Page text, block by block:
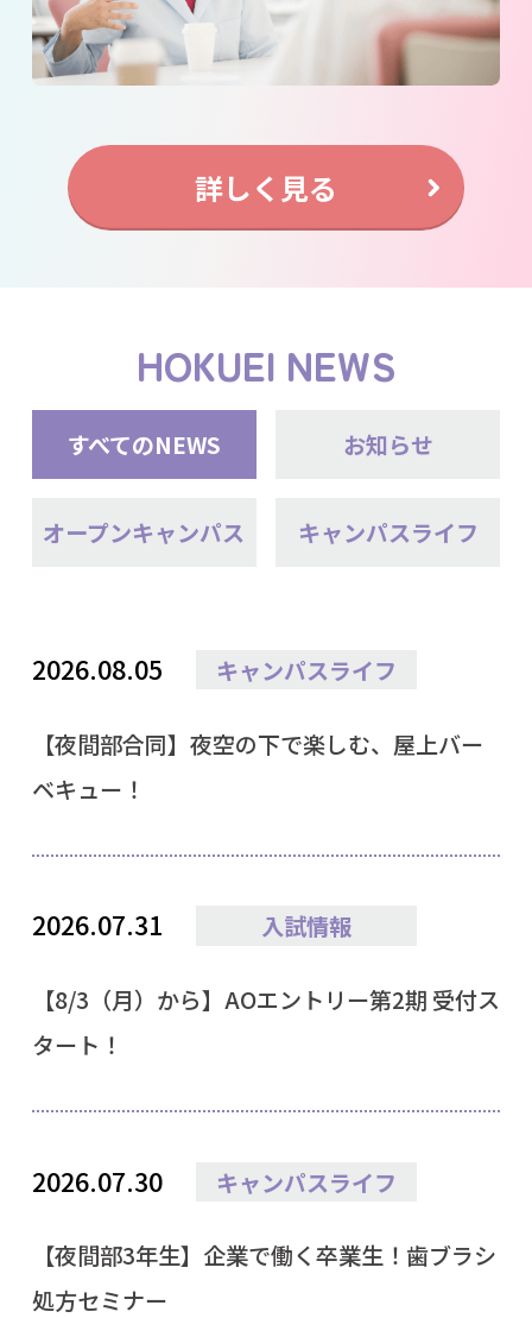
詳しく見る
HOKUEI NEWS
すべてのNEWS お知らせ
オープンキャンパス キャンパスライフ
2026.08.05 キャンパスライフ
【夜間部合同】夜空の下で楽しむ、屋上バー
ベキュー！
2026.07.31 入試情報
【8/3（月）から】AOエントリー第2期 受付ス
タート！
2026.07.30 キャンパスライフ
【夜間部3年生】企業で働く卒業生！歯ブラシ
処方セミナー